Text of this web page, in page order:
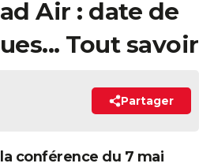
Air : date de
Tout savoir
Partager
conférence du 7 mai